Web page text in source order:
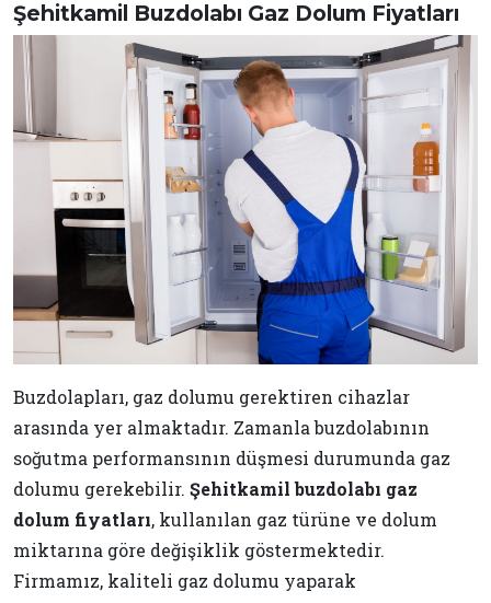
Şehitkamil Buzdolabı Gaz Dolum Fiyatları
Buzdolapları, gaz dolumu gerektiren cihazlar
arasında yer almaktadır. Zamanla buzdolabının
soğutma performansının düşmesi durumunda gaz
dolumu gerekebilir. Şehitkamil buzdolabı gaz
dolum fiyatları, kullanılan gaz türüne ve dolum
miktarına göre değişiklik göstermektedir.
Firmamız, kaliteli gaz dolumu yaparak